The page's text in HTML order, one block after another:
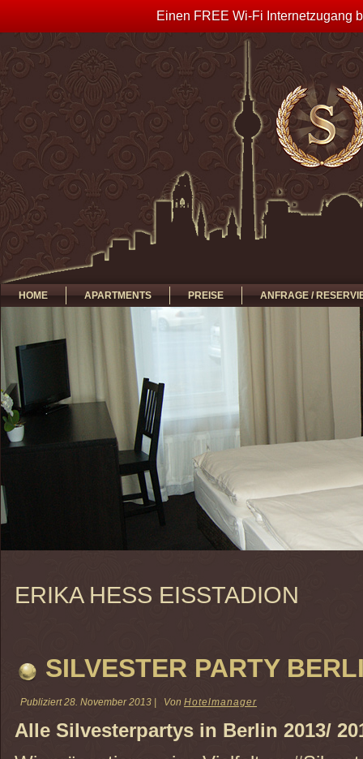
HOME APARTMENTS PREISE ANFRAGE /
ERIKA HESS EISSTADION
SILVESTER PARTY
Publiziert 28. November 2013 | Von Hotelmanager
Alle Silvesterpartys in Berlin 2013/
Einen FREE Wi-Fi Internetzugang